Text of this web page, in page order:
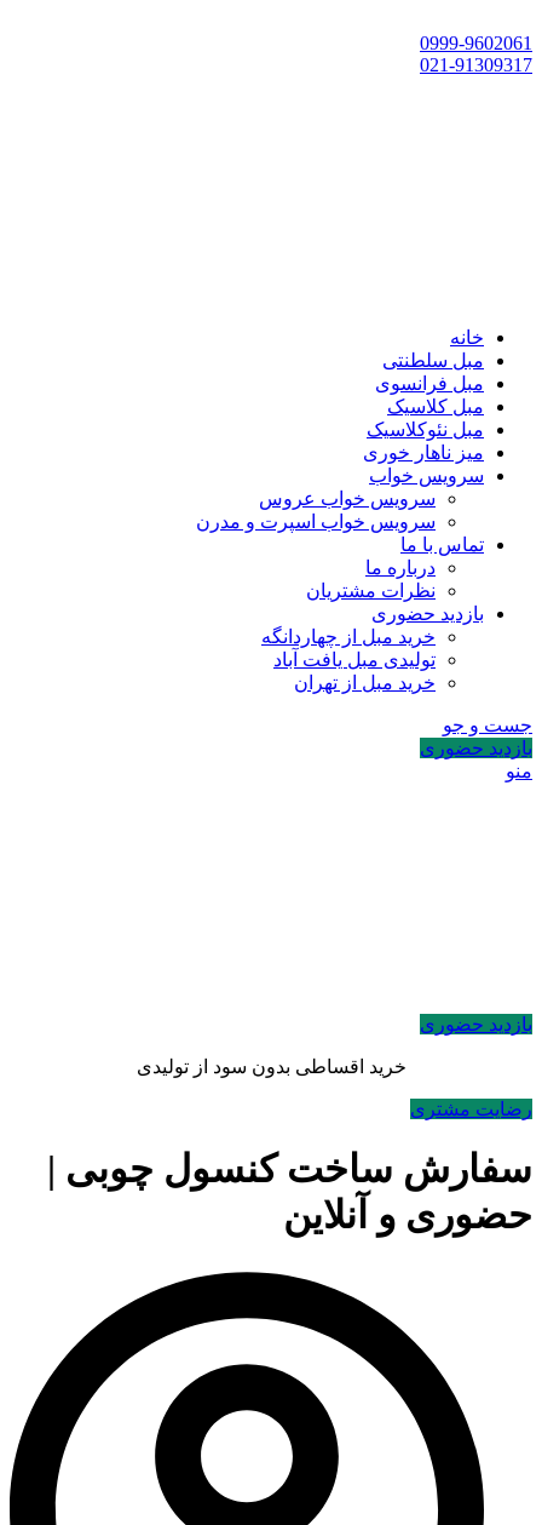
0999-9602061
021-91309317
خانه
مبل سلطنتی
مبل فرانسوی
مبل کلاسیک
مبل نئوکلاسیک
میز ناهار خوری
سرویس خواب
سرویس خواب عروس
سرویس خواب اسپرت و مدرن
تماس با ما
درباره ما
نظرات مشتریان
بازدید حضوری
خرید مبل از چهاردانگه
تولیدی مبل یافت آباد
خرید مبل از تهران
جست و جو
بازدید حضوری
منو
بازدید حضوری
خرید اقساطی بدون سود از تولیدی
رضایت مشتری
سفارش ساخت کنسول چوبی |
حضوری و آنلاین